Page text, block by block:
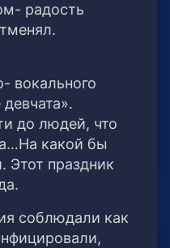
радость
вокального
до людей, что
какой бы
Этот праздник
соблюдали как